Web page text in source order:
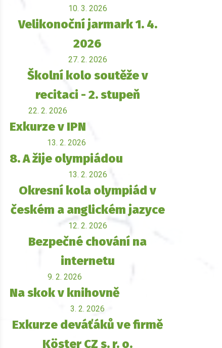
10. 3. 2026
Velikonoční jarmark 1. 4.
2026
27. 2. 2026
Školní kolo soutěže v
recitaci - 2. stupeň
22. 2. 2026
Exkurze v IPN
13. 2. 2026
8. A žije olympiádou
13. 2. 2026
Okresní kola olympiád v
českém a anglickém jazyce
12. 2. 2026
Bezpečné chování na
internetu
9. 2. 2026
Na skok v knihovně
3. 2. 2026
Exkurze deváťáků ve firmě
Köster CZ s. r. o.